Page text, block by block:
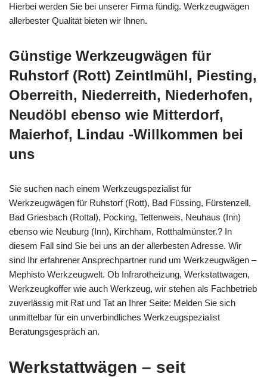
Hierbei werden Sie bei unserer Firma fündig. Werkzeugwägen
allerbester Qualität bieten wir Ihnen.
Günstige Werkzeugwägen für
Ruhstorf (Rott) Zeintlmühl, Piesting,
Oberreith, Niederreith, Niederhofen,
Neudöbl ebenso wie Mitterdorf,
Maierhof, Lindau -Willkommen bei
uns
Sie suchen nach einem Werkzeugspezialist für
Werkzeugwägen für Ruhstorf (Rott), Bad Füssing, Fürstenzell,
Bad Griesbach (Rottal), Pocking, Tettenweis, Neuhaus (Inn)
ebenso wie Neuburg (Inn), Kirchham, Rotthalmünster.? In
diesem Fall sind Sie bei uns an der allerbesten Adresse. Wir
sind Ihr erfahrener Ansprechpartner rund um Werkzeugwägen –
Mephisto Werkzeugwelt. Ob Infrarotheizung, Werkstattwagen,
Werkzeugkoffer wie auch Werkzeug, wir stehen als Fachbetrieb
zuverlässig mit Rat und Tat an Ihrer Seite: Melden Sie sich
unmittelbar für ein unverbindliches Werkzeugspezialist
Beratungsgespräch an.
Werkstattwägen – seit